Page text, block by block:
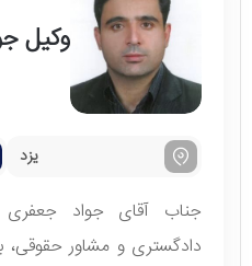
وکیل
یزد
جناب آقای جواد
دادگستری و مشاور حقوقی،